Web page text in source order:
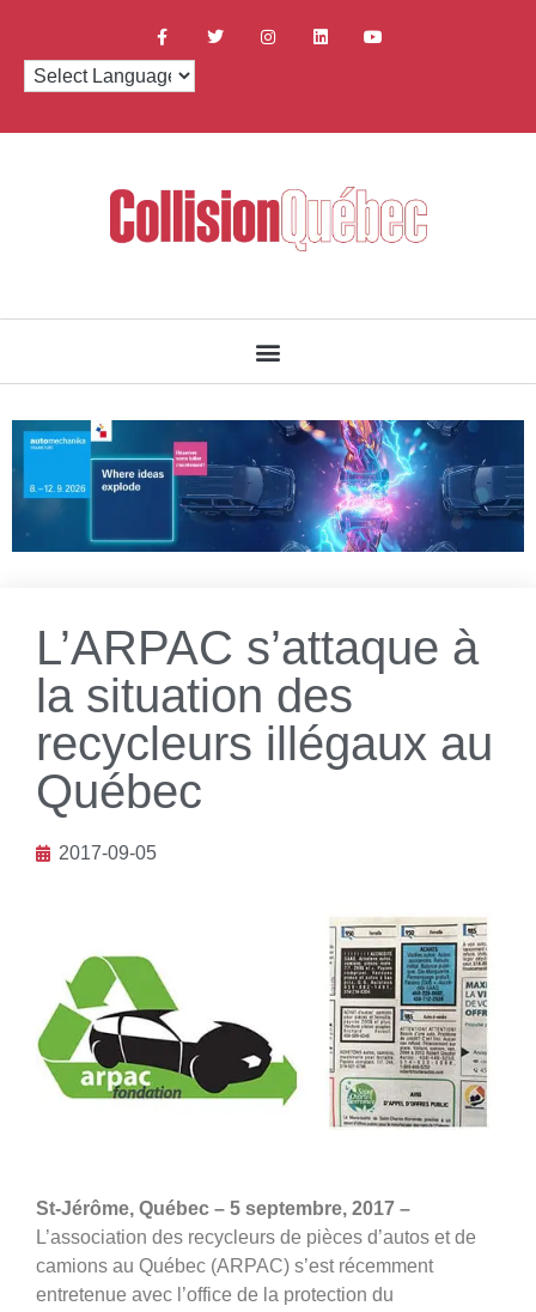
L’ARPAC s’attaque à
la situation des
recycleurs illégaux au
Québec
2017-09-05
St-Jérôme, Québec – 5 septembre, 2017 –
L’association des recycleurs de pièces d’autos et de
camions au Québec (ARPAC) s’est récemment
entretenue avec l’office de la protection du